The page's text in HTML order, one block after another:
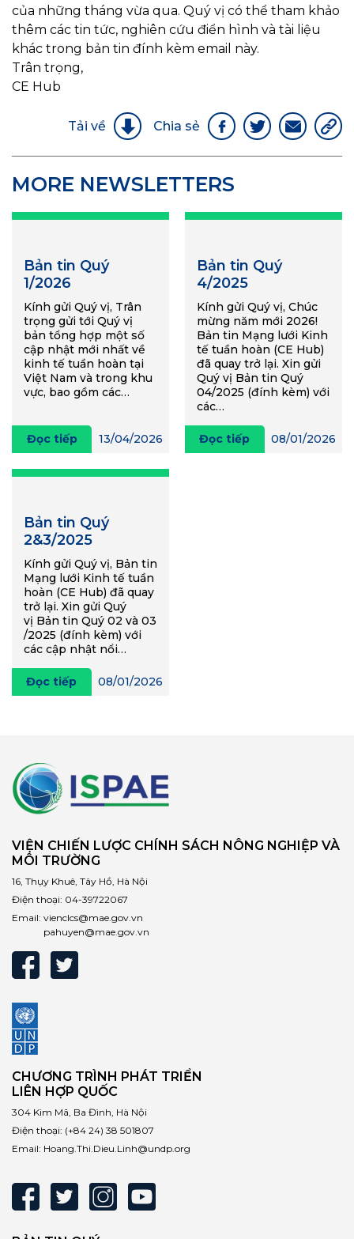
của những tháng vừa qua. Quý vị có thể tham khảo
thêm các tin tức, nghiên cứu điển hình và tài liệu
khác trong bản tin đính kèm email này.
Trân trọng,
CE Hub
Tải về Chia sẻ
MORE NEWSLETTERS
Bản tin Quý
1/2026
Kính gửi Quý vị, Trân
trọng gửi tới Quý vị
bản tổng hợp một số
cập nhật mới nhất về
kinh tế tuần hoàn tại
Việt Nam và trong khu
vực, bao gồm các…
Đọc tiếp 13/04/2026
Bản tin Quý
4/2025
Kính gửi Quý vị, Chúc
mừng năm mới 2026!
Bản tin Mạng lưới Kinh
tế tuần hoàn (CE Hub)
đã quay trở lại. Xin gửi
Quý vị Bản tin Quý
04/2025 (đính kèm) với
các…
Đọc tiếp 08/01/2026
Bản tin Quý
2&3/2025
Kính gửi Quý vị, Bản tin
Mạng lưới Kinh tế tuần
hoàn (CE Hub) đã quay
trở lại. Xin gửi Quý
vị Bản tin Quý 02 và 03
/2025 (đính kèm) với
các cập nhật nổi…
Đọc tiếp 08/01/2026
VIỆN CHIẾN LƯỢC CHÍNH SÁCH NÔNG NGHIỆP VÀ
MÔI TRƯỜNG
16, Thụy Khuê, Tây Hồ, Hà Nội
Điện thoại: 04-39722067
Email: vienclcs@mae.gov.vn
pahuyen@mae.gov.vn
CHƯƠNG TRÌNH PHÁT TRIỂN
LIÊN HỢP QUỐC
304 Kim Mã, Ba Đình, Hà Nội
Điện thoại: (+84 24) 38 501807
Email: Hoang.Thi.Dieu.Linh@undp.org